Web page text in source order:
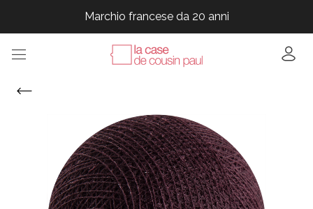
Marchio francese da 20 anni
Marchio francese da 20 anni
Marchio francese da 20 anni